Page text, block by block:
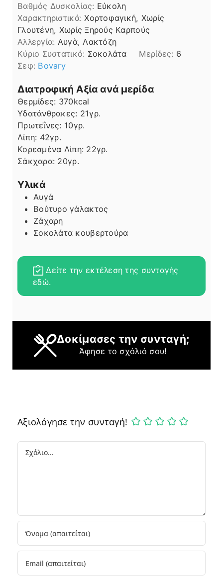
Βαθμός Δυσκολίας: Εύκολη
Χαρακτηριστικά:Χορτοφαγική, Χωρίς
Γλουτένη, Χωρίς Ξηρούς Καρπούς
Αλλεργία: Αυγὰ, Λακτόζη
Kύριο Συστατικό: Σοκολάτα Μερίδες: 6
Σεφ: Bovary
Διατροφική Αξία ανά μερίδα
Θερμίδες: 370kcal
Υδατάνθρακες: 21γρ.
Πρωτεΐνες: 10γρ.
Λίπη
Λίπη: 42γρ.
Κορεσμένα Λίπη: 22γρ.
Σάκχαρα: 20γρ.
Υλικά
Αυγά
Βούτυρο γάλακτος
Ζάχαρη
Σοκολάτα κουβερτούρα
Δείτε την εκτέλεση της συνταγής
εδώ.
Δοκίμασες την συνταγή;
Άφησε το σχόλιό σου!
Αξιολόγησε την συνταγή!
Comment